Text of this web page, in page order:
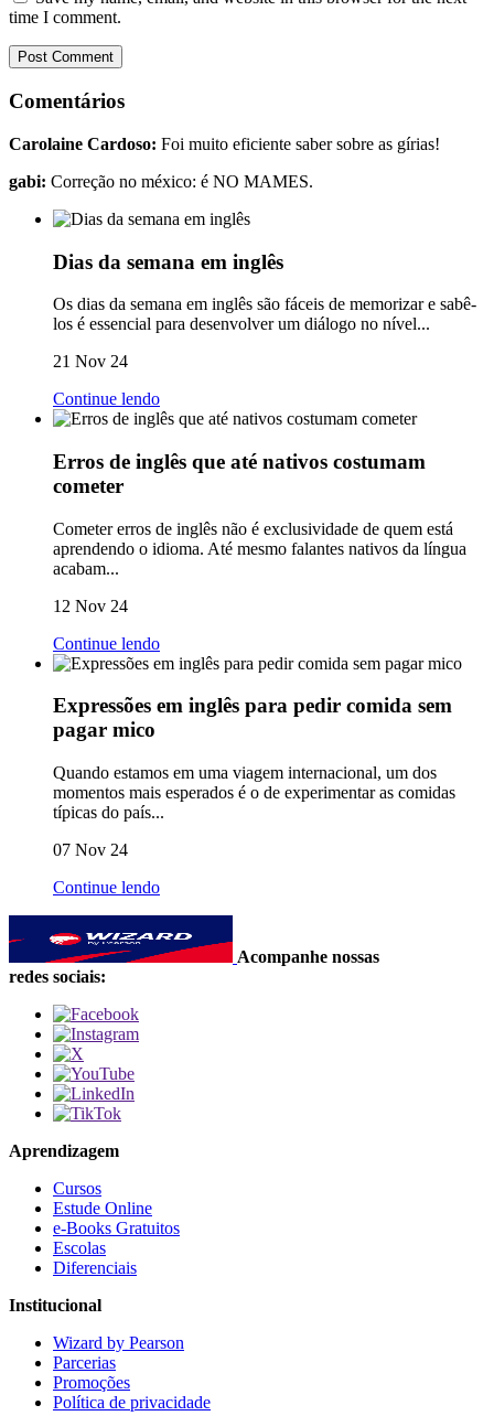
time I comment.
Comentários
Carolaine Cardoso: Foi muito eficiente saber sobre as gírias!
gabi: Correção no méxico: é NO MAMES.
Dias da semana em inglês
Os dias da semana em inglês são fáceis de memorizar e sabê-
los é essencial para desenvolver um diálogo no nível...
21 Nov 24
Continue lendo
Erros de inglês que até nativos costumam
cometer
Cometer erros de inglês não é exclusividade de quem está
aprendendo o idioma. Até mesmo falantes nativos da língua
acabam...
12 Nov 24
Continue lendo
Expressões em inglês para pedir comida sem
pagar mico
Quando estamos em uma viagem internacional, um dos
momentos mais esperados é o de experimentar as comidas
típicas do país...
07 Nov 24
Continue lendo
Acompanhe nossas
redes sociais:
Aprendizagem
Cursos
Estude Online
e-Books Gratuitos
Escolas
Diferenciais
Institucional
Wizard by Pearson
Parcerias
Promoções
Política de privacidade